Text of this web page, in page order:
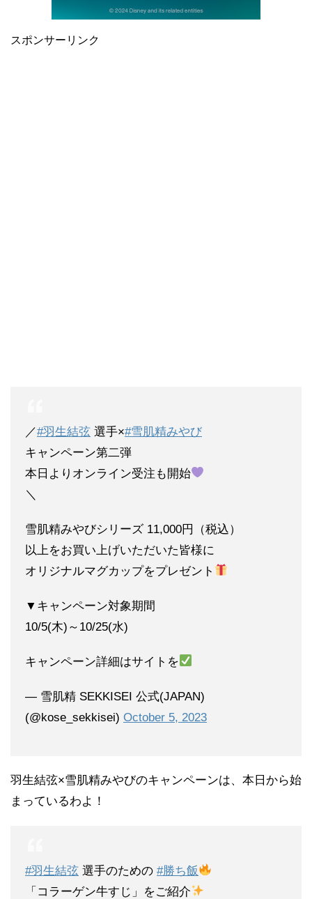
スポンサーリンク
／#羽生結弦 選手×#雪肌精みやび
キャンペーン第二弾
本日よりオンライン受注も開始
＼
雪肌精みやびシリーズ 11,000円（税込）
以上をお買い上げいただいた皆様に
オリジナルマグカップをプレゼント
▼キャンペーン対象期間
10/5(木)～10/25(水)
キャンペーン詳細はサイトを
— 雪肌精 SEKKISEI 公式(JAPAN)
(@kose_sekkisei) October 5, 2023
羽生結弦×雪肌精みやびのキャンペーンは、本日から始
まっているわよ！
#羽生結弦 選手のための #勝ち飯
「コラーゲン牛すじ」をご紹介